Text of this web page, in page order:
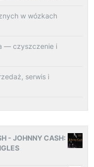
w wózkach
— czyszczenie i
serwis i
- JOHNNY CASH: